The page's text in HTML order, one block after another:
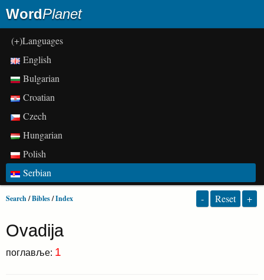
WordPlanet
(+)Languages
English
Bulgarian
Croatian
Czech
Hungarian
Polish
Serbian
Search/Bibles/Index - Reset +
Ovadija
поглавље: 1